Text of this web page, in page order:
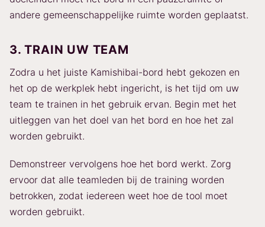
andere gemeenschappelijke ruimte worden geplaatst.
3. TRAIN UW TEAM
Zodra u het juiste Kamishibai-bord hebt gekozen en
het op de werkplek hebt ingericht, is het tijd om uw
team te trainen in het gebruik ervan. Begin met het
uitleggen van het doel van het bord en hoe het zal
worden gebruikt.
Demonstreer vervolgens hoe het bord werkt. Zorg
ervoor dat alle teamleden bij de training worden
betrokken, zodat iedereen weet hoe de tool moet
worden gebruikt.